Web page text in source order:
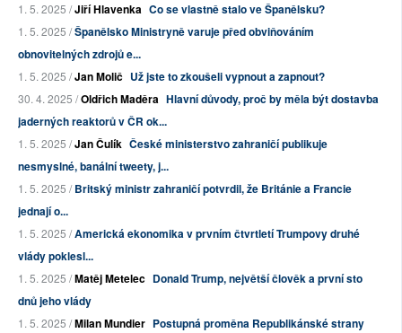
1. 5. 2025 /Jiří Hlavenka Co se vlastně stalo ve Španělsku?
1. 5. 2025 /Španělsko Ministryně varuje před obviňováním
obnovitelných zdrojů e...
1. 5. 2025 /Jan Molič Už jste to zkoušeli vypnout a zapnout?
30. 4. 2025 /Oldřich Maděra Hlavní důvody, proč by měla být dostavba
jaderných reaktorů v ČR ok...
1. 5. 2025 /Jan Čulík České ministerstvo zahraničí publikuje
nesmyslné, banální tweety, j...
1. 5. 2025 /Britský ministr zahraničí potvrdil, že Británie a Francie
jednají o...
1. 5. 2025 /Americká ekonomika v prvním čtvrtletí Trumpovy druhé
vlády poklesl...
1. 5. 2025 /Matěj Metelec Donald Trump, největší člověk a první sto
dnů jeho vlády
1. 5. 2025 /Milan Mundier Postupná proměna Republikánské strany